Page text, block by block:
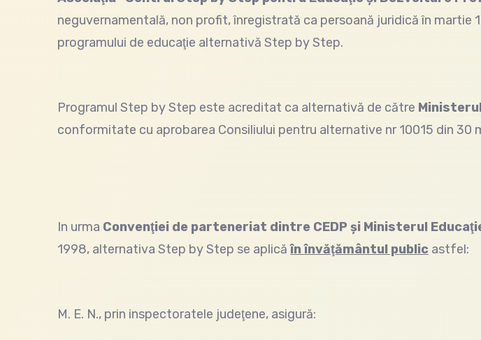
neguvernamentală, non profit, înregistrată ca persoană juridică în martie
programului de educaţie alternativă Step by Step.
Programul Step by Step este acreditat ca alternativă de către
conformitate cu aprobarea Consiliului pentru alternative nr 10015 din 30
In urma Convenţiei de parteneriat dintre CEDP şi Ministerul
1998, alternativa Step by Step se aplicăîn învăţământul public astfel:
M. E. N., prin inspectoratele judeţene, asigură: